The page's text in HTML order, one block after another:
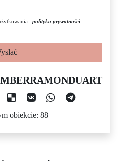
i polityka prywatności
obiekcie: 88